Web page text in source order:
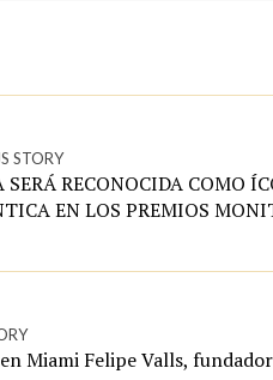
STORY
SERÁ RECONOCIDA COMO
EN LOS PREMIOS
Miami Felipe Valls,